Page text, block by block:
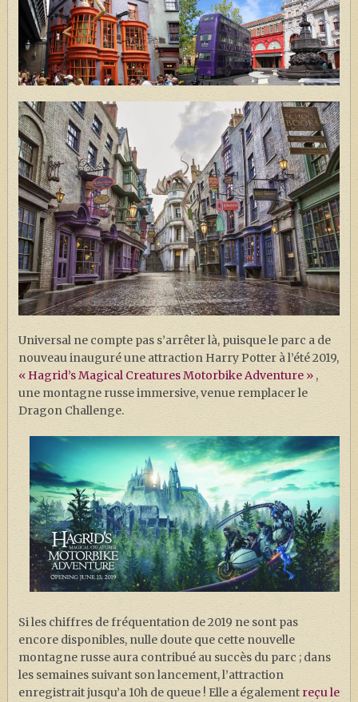
Universal ne compte pas s’arrêter là, puisque le parc a de
nouveau inauguré une attraction Harry Potter à l’été 2019,
« Hagrid’s Magical Creatures Motorbike Adventure » ,
une montagne russe immersive, venue remplacer le
Dragon Challenge.
Si les chiffres de fréquentation de 2019 ne sont pas
encore disponibles, nulle doute que cette nouvelle
montagne russe aura contribué au succès du parc ; dans
les semaines suivant son lancement, l’attraction
enregistrait jusqu’a 10h de queue ! Elle a également reçu le